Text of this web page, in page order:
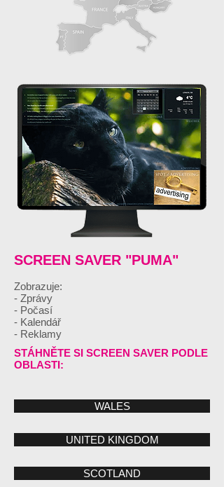
SCREEN SAVER "PUMA"
Zobrazuje:
- Zprávy
- Počasí
- Kalendář
- Reklamy
STÁHNĚTE SI SCREEN SAVER PODLE
OBLASTI:
WALES
UNITED KINGDOM
SCOTLAND